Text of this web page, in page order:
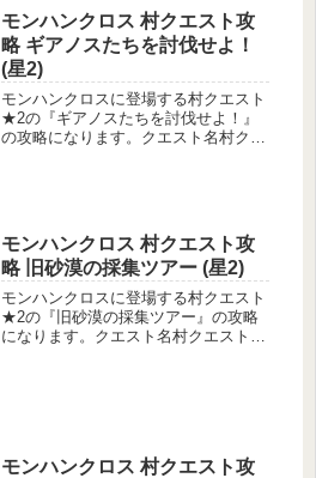
ーシ...
モンハンクロス 村クエスト攻
略 ギアノスたちを討伐せよ！
(星2)
モンハンクロスに登場する村クエスト
★2の『ギアノスたちを討伐せよ！』
の攻略になります。クエスト名村クエ
モンハンクロス 村クエスト攻
略 旧砂漠の採集ツアー (星2)
モンハンクロスに登場する村クエスト
★2の『旧砂漠の採集ツアー』の攻略
になります。クエスト名村クエスト2
モンハンクロス 村クエスト攻